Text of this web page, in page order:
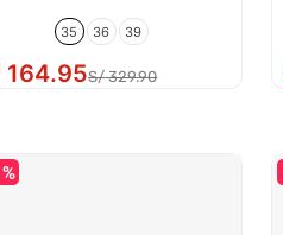
35 36 39
164.95S/ 329.90